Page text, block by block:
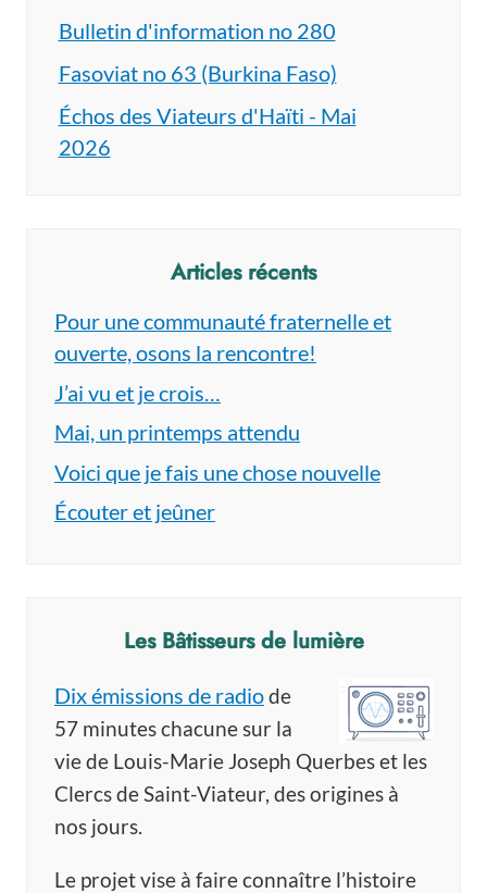
Bulletin d'information no 280
Fasoviat no 63 (Burkina Faso)
Échos des Viateurs d'Haïti - Mai
2026
Articles récents
Pour une communauté fraternelle et
ouverte, osons la rencontre!
J’ai vu et je crois…
Mai, un printemps attendu
Voici que je fais une chose nouvelle
Écouter et jeûner
Les Bâtisseurs de lumière
Dix émissions de radiode
57 minutes chacune sur la
vie de Louis-Marie Joseph Querbes et les
Clercs de Saint-Viateur, des origines à
nos jours.
Le projet vise à faire connaître l’histoire